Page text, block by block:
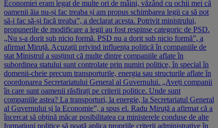
Economiei eram legat de multe ori de mâini, văzând cu ochii mei că
oamenii ăia nu-și fac treaba și am propus schimbarea legii ca să pot
să-i fac să-și facă treaba”, a declarat acesta. Potrivit ministrului,
propunerile de modificare a legii au fost respinse categoric de PSD.
„Nu s-a dorit sub nicio formă. PSD nu a dorit sub nicio formă”, a
afirmat Miruță. Acuzații privind influența politică în companiile de
stat Ministrul a susținut că multe dintre companiile aflate în
subordinea statului sunt controlate prin numiri politice, în special în
domenii-cheie precum transporturile, energia sau structurile aflate în
coordonarea Secretariatului General al Guvernului. „Aveți companii
în care sunt oamenii răsfirați pe criterii politice. Unde sunt
companiile astea? La transporturi, la energie, la Secretariatul General
al Guvernului și la Economie”, a spus el. Radu Miruță a afirmat că a
încercat să obțină măcar posibilitatea ca ministerele conduse de alte
formațiuni politice să poată aplica propriile criterii administrative în